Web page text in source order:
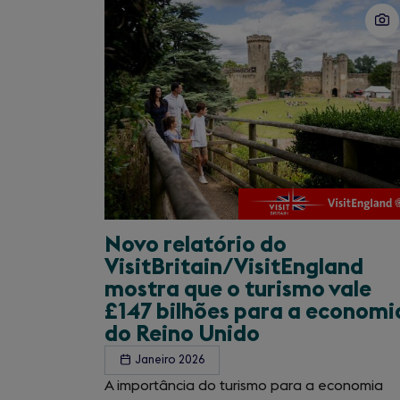
Novo relatório do
VisitBritain/VisitEngland
mostra que o turismo vale
£147 bilhões para a
do Reino Unido
Janeiro 2026
A importância do turismo para a economia